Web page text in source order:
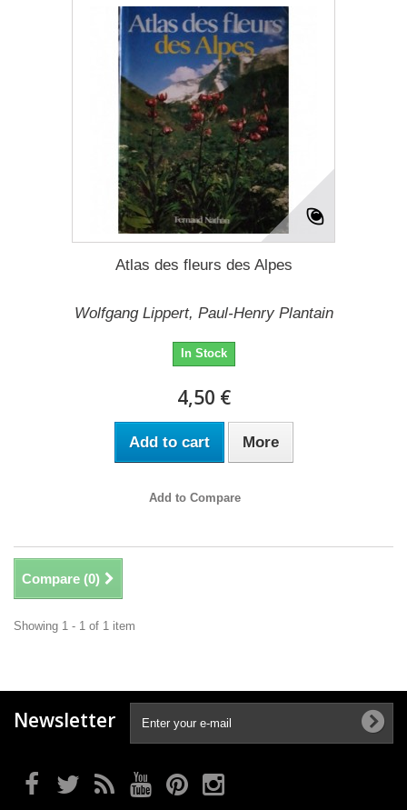
Atlas des fleurs des Alpes
Wolfgang Lippert, Paul-Henry Plantain
In Stock
4,50 €
Add to cart More
Add to Compare
Compare (0)
Showing 1 - 1 of 1 item
Newsletter